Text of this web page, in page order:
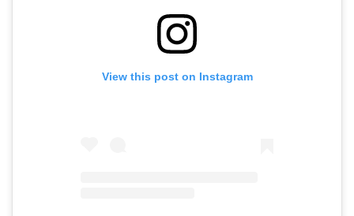
View this post on Instagram